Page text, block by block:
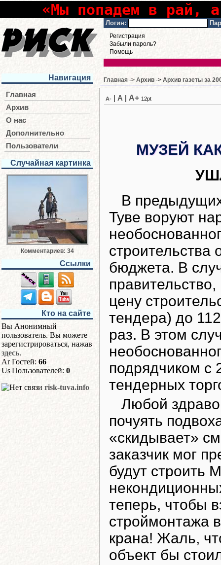
«Мы попадем в рай,
Логин:
Регистрация
Забыли пароль?
Помощь
Навигация
Главная
Архив
О нас
Дополнительно
Пользователи
Случайная картинка
Комментариев: 34
Ссылки
Кто на сайте
Вы Анонимный
пользователь. Вы можете
зарегистрироваться, нажав
здесь.
Гостей: 66
Пользователей: 0
risk-tuva.info
Главная -> Архив -> Архив газеты за
A- A A+ 12pt
МУЗЕЙ
В
Туве воруют
бюджета. В
цену
тендера) до
раз. В этом
подрядчиком с
тендерных
Любой
почуять
«скидывает»
заказчик мог
будут строить
теперь, чтобы
строймонтажа
крана! Жаль,
объект бы